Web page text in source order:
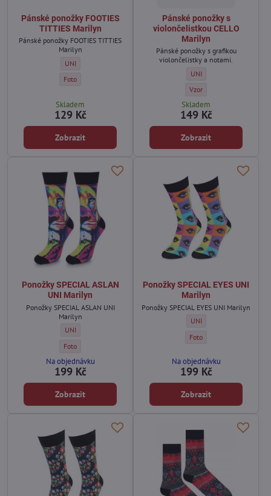
Pánské ponožky FOOTIES
TITTIES Marilyn
Pánské ponožky FOOTIES TITTIES
Marilyn
Pánské ponožky FOOTIES TITTIES Marilyn - Velikost:
UNI
Pánské ponožky FOOTIES TITTIES Marilyn - Barva:
Foto
Skladem
129 Kč
Zobrazit
Pánské ponožky s
violončelistkou CELLO
Marilyn
Pánské ponožky s grafikou
violončelistky a notami.
Pánské ponožky s
UNI
Pánské ponožky s
Vzor
Skladem
149 Kč
Zobrazit
Ponožky SPECIAL ASLAN
UNI Marilyn
Ponožky SPECIAL ASLAN UNI
Marilyn
Ponožky SPECIAL ASLAN UNI Marilyn - Velikost:
UNI
Ponožky SPECIAL ASLAN UNI Marilyn - Barva:
Foto
Na objednávku
199 Kč
Zobrazit
Ponožky SPECIAL EYES UNI
Marilyn
Ponožky SPECIAL EYES UNI Marilyn
Ponožky SPECIAL EYES
UNI
Ponožky SPECIAL EYES
Foto
Na objednávku
199 Kč
Zobrazit